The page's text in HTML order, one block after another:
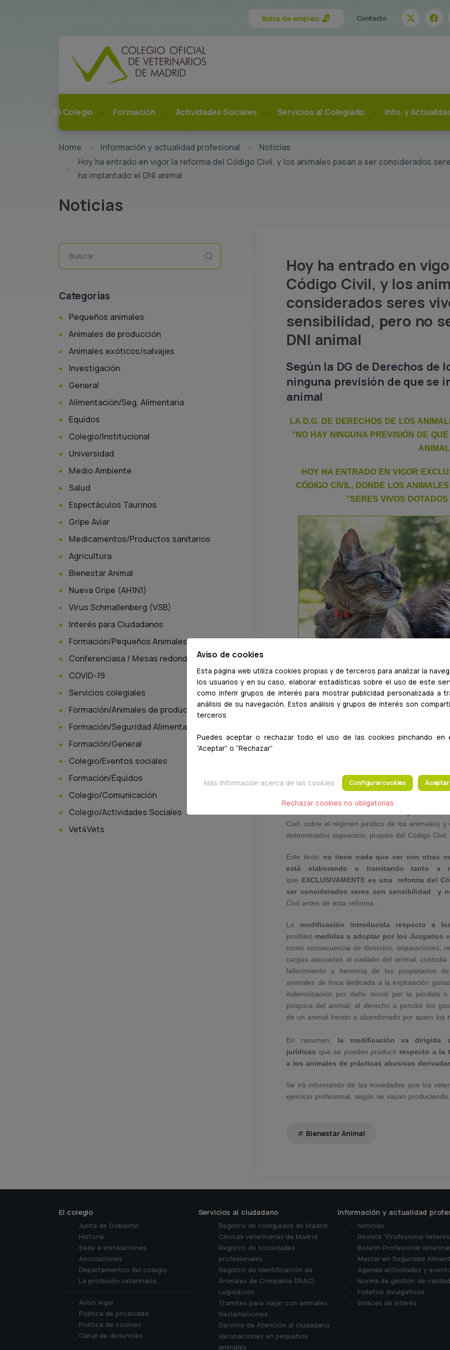
Bolsa de empleo Contacto
El Colegio Formación Actividades Sociales Servicios al Colegiado Info. y
Home Información y actualidad profesional
Noticias
Hoy ha entrado en vigor la reforma del Código Civil, y los animales pasan a ser considerados
ha implantado el DNI animal
Noticias
Hoy ha entrado en
Código Civil, y los
considerados seres
sensibilidad, pero no
DNI animal
Según la DG de Derechos de
ninguna previsión de que se
animal
LA D.G. DE DERECHOS DE LOS
"NO HAY NINGUNA PREVISIÓN DE
HOY HA ENTRADO EN VIGOR
CÓDIGO CIVIL, DONDE LOS
"SERES VIVOS
medios de comunicación han
referencia a la implantación de un DNI animal,
D.G. de Derechos de los Animales, "no hay
5 de enero, lo que ha entrado en
aprobó en el Congreso el pasado día 2 de
, de modificación del Código Civil, la
Civil, sobre el régimen jurídico de los animales)
determinados supuestos, propios del Código Civil.
Este texto no tiene nada que ver con otras
está elaborando o tramitando tanto a
que EXCLUSIVAMENTE es una reforma del
ser considerados seres con sensibilidad y
Civil antes de esta reforma .
La modificación introducida respecto a
posibles medidas a adoptar por los Juzgados
como consecuencia de divorcios, separaciones,
cargas asociadas al cuidado del animal,
fallecimiento y herencia de los propietarios
animales de finca dedicada a la explotación
indemnización por daño moral por la pérdida
psíquica del animal; al derecho a percibir los
de un animal herido o abandonado por quien los
En resumen,
la modificación va dirigida a
jurídicas que se pueden producirrespecto a la
a los animales de prácticas abusivas
Se irá informando de las novedades que los
ejercicio profesional, según se vayan produciendo.
Bienestar Animal
Buscar
Categorías
Pequeños animales
Animales de producción
Animales exóticos/salvajes
Investigación
General
Alimentación/Seg. Alimentaria
Equidos
Colegio/Institucional
Universidad
Medio Ambiente
Salud
Espectáculos Taurinos
Gripe Aviar
Medicamentos/Productos sanitarios
Agricultura
Bienestar Animal
Nueva Gripe (AH1N1)
Virus Schmallenberg (VSB)
Interés para Ciudadanos
Formación/Pequeños Animales
Conferenciasa / Mesas redondas
COVID-19
Servicios colegiales
Formación/Animales de producción
Formación/Seguridad Alimentaria
Formación/General
Colegio/Eventos sociales
Formación/Équidos
Colegio/Comunicación
Colegio/Actividades Sociales
Vet4Vets
El colegio
Junta de Gobierno
Historia
Sede e instalaciones
Asociaciones
Departamentos del colegio
La profesión veterinaria
Aviso legal
Política de privacidad
Política de cookies
Canal de denuncias
Servicios al ciudadano
Registro de colegiados de Madrid
Clínicas veterinarias de Madrid
Registro de sociedades
profesionales
Registro de Identificación de
Animales de Compañía (RIAC)
Legislación
Tramites para viajar con animales
Reclamaciones
Servicio de Atención al ciudadano
Vacunaciones en pequeños
animales
Información y actualidad
Noticias
Revista "Profesional
Boletín Profesional
Master en Seguridad
Agenda actividades y
Norma de gestión de calidad
Folletos divulgativos
Enlaces de interés
Aviso de cookies
Esta página web utiliza cookies propias y de terceros para analizar la
los usuarios y en su caso, elaborar estadísticas sobre el uso de este
como inferir grupos de interés para mostrar publicidad personalizada a
análisis de su navegación. Estos análisis y grupos de interés son
terceros
Puedes aceptar o rechazar todo el uso de las cookies pinchando en
“Aceptar” o “Rechazar”
Más información acerca de las cookies Configurar cookies Aceptar
Rechazar cookies no obligatorias